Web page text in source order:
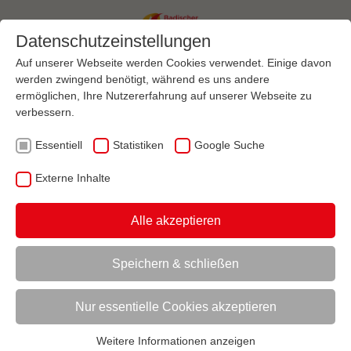
Menü
VEREINSMANAGEMENT
VEREINSFÜHRUNG UND VERWALTUNG
Vorlesen
Informationen zum Readspeaker öffnen
Im Wettkampf (oft) verpflichtend, aber auch
Datenschutzeinstellungen
Auf unserer Webseite werden Cookies verwendet. Einige davon
werden zwingend benötigt, während es uns andere
ermöglichen, Ihre Nutzererfahrung auf unserer Webseite zu
verbessern.
Essentiell Statistiken Google Suche
Externe Inhalte
Alle akzeptieren
Speichern & schließen
Nur essentielle Cookies akzeptieren
Weitere Informationen anzeigen